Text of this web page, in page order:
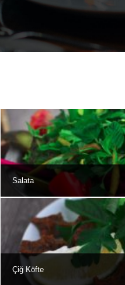
Salata
Çiğ Köfte